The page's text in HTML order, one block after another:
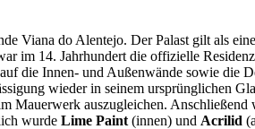
Viana do Alentejo. Der Palast gilt als
im 14. Jahrhundert die offizielle
die Innen- und Außenwände sowie die
wieder in seinem ursprünglichen
auszugleichen. Anschließend
wurde Lime Paint (innen) und Acrilid